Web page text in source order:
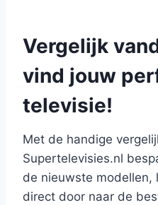
Vergelijk
vind jouw
televisie!
Met de handige
Supertelevisies.nl
de nieuwste modellen,
direct door naar de